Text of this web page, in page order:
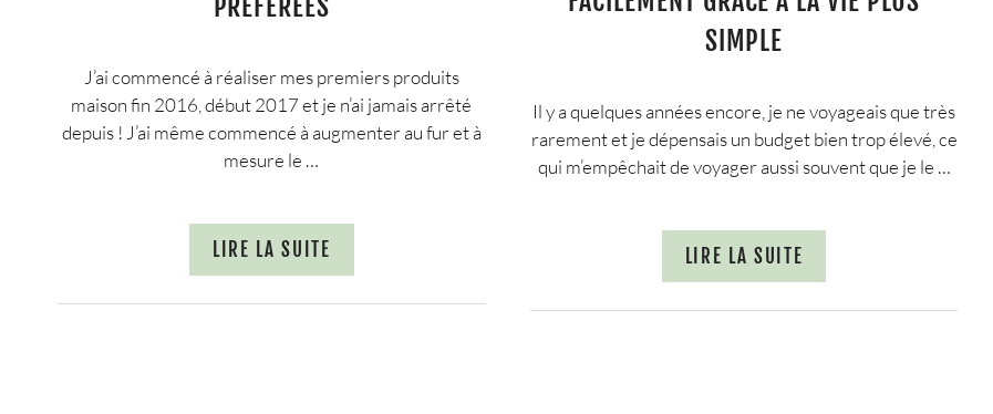
J’ai commencé à réaliser mes premiers produits
maison fin 2016, début 2017 et je n’ai jamais arrêté
depuis ! J’ai même commencé à augmenter au fur et à
mesure le …
LIRE LA SUITE
SIMPLE
Il y a quelques années encore, je ne voyageais que très
rarement et je dépensais un budget bien trop élevé, ce
qui m’empêchait de voyager aussi souvent que je le …
LIRE LA SUITE